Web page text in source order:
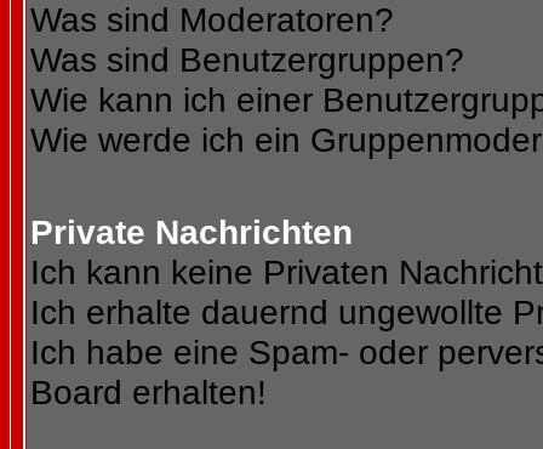
Was sind Moderatoren?
Was sind Benutzergruppen?
Wie kann ich einer
Wie werde ich ein
Private Nachrichten
Ich kann keine Privaten
Ich erhalte dauernd ungewollte
Ich habe eine Spam- oder
Board erhalten!